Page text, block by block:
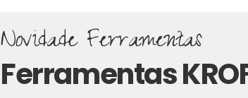
Novidade Ferramentas
Ferramentas